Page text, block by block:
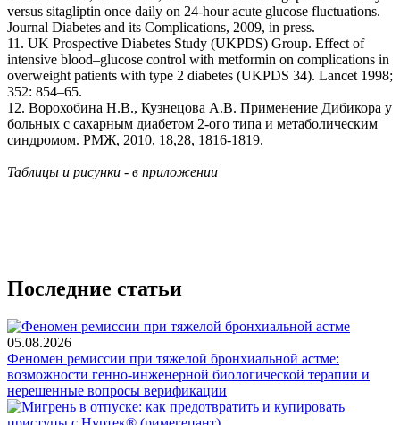
versus sitagliptin once daily on 24-hour acute glucose fluctuations.
Journal Diabetes and its Complications, 2009, in press.
11. UK Prospective Diabetes Study (UKPDS) Group. Effect of
intensive blood–glucose control with metformin on complications in
overweight patients with type 2 diabetes (UKPDS 34). Lancet 1998;
352: 854–65.
12. Ворохобина Н.В., Кузнецова А.В. Применение Дибикора у
больных с сахарным диабетом 2-ого типа и метаболическим
синдромом. РМЖ, 2010, 18,28, 1816-1819.
Таблицы и рисунки - в приложении
Последние статьи
05.08.2026
Феномен ремиссии при тяжелой бронхиальной астме:
возможности генно-инженерной биологической терапии и
нерешенные вопросы верификации